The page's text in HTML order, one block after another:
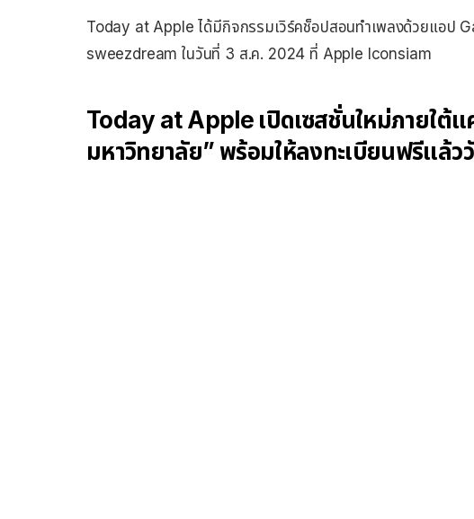
Today at Apple ได้มีกิจกรรมเวิร์คช็อปสอนทำเพลงด้วยแอป
sweezdream ในวันที่ 3 ส.ค. 2024 ที่ Apple Iconsiam
Today at Apple เปิดเซสชั่นใหม่ภายใต้
มหาวิทยาลัย” พร้อมให้ลงทะเบียนฟรีแล้ว